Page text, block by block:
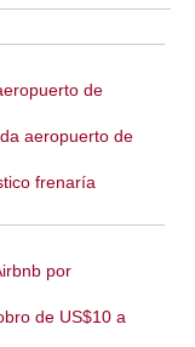
de
aeropuerto de
frenaría
por
de US$10 a